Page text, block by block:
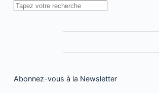
Rechercher
Abonnez-vous à la Newsletter